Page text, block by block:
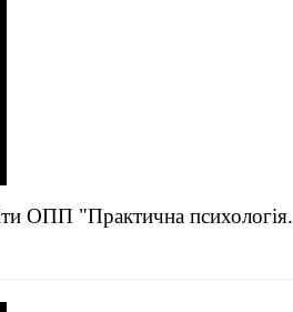
ОПП "Практична психологія.